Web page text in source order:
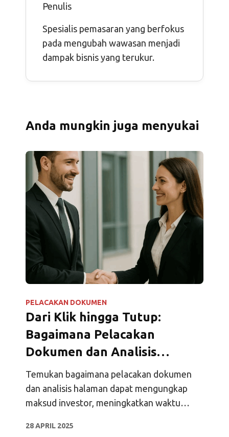
Penulis
Spesialis pemasaran yang berfokus
pada mengubah wawasan menjadi
dampak bisnis yang terukur.
Anda mungkin juga menyukai
PELACAKAN DOKUMEN
Dari Klik hingga Tutup:
Bagaimana Pelacakan
Dokumen dan Analisis
Halaman Mengungkap Niat
Investor
Temukan bagaimana pelacakan dokumen
dan analisis halaman dapat mengungkap
maksud investor, meningkatkan waktu
transaksi lebih cepat.
28 APRIL 2025